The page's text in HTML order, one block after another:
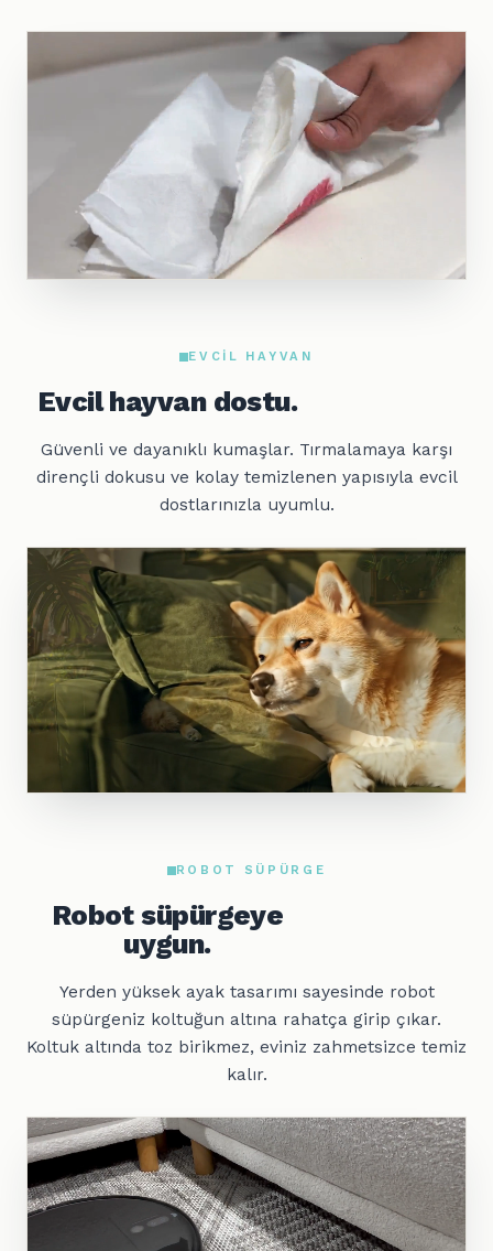
EVCIL HAYVAN
Evcil hayvan dostu.
Güvenli ve dayanıklı kumaşlar. Tırmalamaya karşı
dirençli dokusu ve kolay temizlenen yapısıyla evcil
dostlarınızla uyumlu.
ROBOT SÜPÜRGE
Robot süpürgeye
uygun.
Yerden yüksek ayak tasarımı sayesinde robot
süpürgeniz koltuğun altına rahatça girip çıkar.
Koltuk altında toz birikmez, eviniz zahmetsizce temiz
kalır.